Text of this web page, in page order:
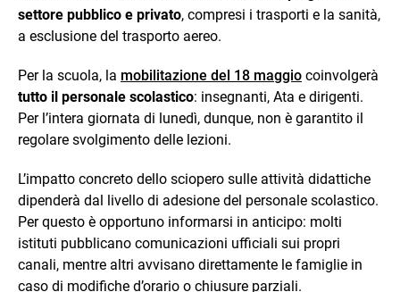
settore pubblico e privato, compresi i trasporti e la sanità,
a esclusione del trasporto aereo.
Per la scuola, la mobilitazione del 18 maggio coinvolgerà
tutto il personale scolastico: insegnanti, Ata e dirigenti.
Per l’intera giornata di lunedì, dunque, non è garantito il
regolare svolgimento delle lezioni.
L’impatto concreto dello sciopero sulle attività didattiche
dipenderà dal livello di adesione del personale scolastico.
Per questo è opportuno informarsi in anticipo: molti
istituti pubblicano comunicazioni ufficiali sui propri
canali, mentre altri avvisano direttamente le famiglie in
caso di modifiche d’orario o chiusure parziali.